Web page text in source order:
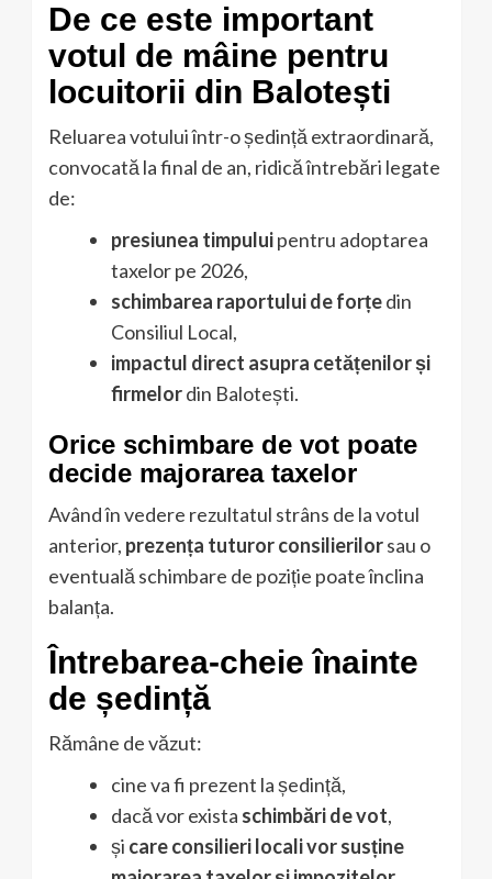
De ce este important
votul de mâine pentru
locuitorii din Balotești
Reluarea votului într-o ședință extraordinară,
convocată la final de an, ridică întrebări legate
de:
presiunea timpuluipentru adoptarea
taxelor pe 2026,
schimbarea raportului de forțedin
Consiliul Local,
impactul direct asupra cetățenilor și
firmelordin Balotești.
Orice schimbare de vot poate
decide majorarea taxelor
Având în vedere rezultatul strâns de la votul
anterior, prezența tuturor consilierilorsau o
eventuală schimbare de poziție poate înclina
balanța.
Întrebarea-cheie înainte
de ședință
Rămâne de văzut:
cine va fi prezent la ședință,
dacă vor exista schimbări de vot,
și care consilieri locali vor susține